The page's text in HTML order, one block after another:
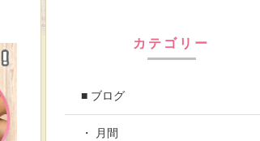
カテゴリー
■ ブログ
・ 月間